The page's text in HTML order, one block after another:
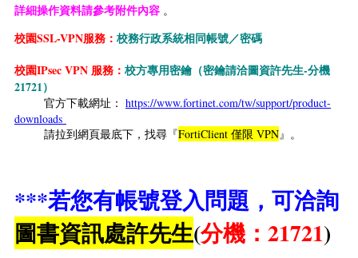
詳細操作資料請參考附件內容 。
校園SSL-VPN服務： 校務行政系統相同帳號／密碼
校園IPsec VPN 服務： 校方專用密鑰（密鑰請洽圖資許先生-分機
21721）
官方下載網址： https://www.fortinet.com/tw/support/product-
downloads
請拉到網頁最底下，找尋『FortiClient 僅限 VPN』。
***若您有帳號登入問題，可洽詢
圖書資訊處許先生(分機：21721)